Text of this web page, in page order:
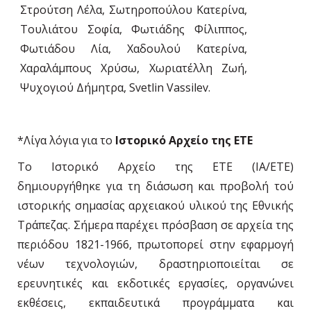
Στρούτση Λέλα, Σωτηροπούλου Κατερίνα,
Τουλιάτου Σοφία, Φωτιάδης Φίλιππος,
Φωτιάδου Λία, Χαδουλού Κατερίνα,
Χαραλάμπους Χρύσω, Χωριατέλλη Ζωή,
Ψυχογιού Δήμητρα, Svetlin Vassilev.
*Λίγα λόγια για το Ιστορικό Αρχείο της ΕΤΕ
Το Ιστορικό Αρχείο της ΕΤΕ (ΙΑ/ΕΤΕ)
δημιουργήθηκε για τη διάσωση και προβολή τού
ιστορικής σημασίας αρχειακού υλικού της Εθνικής
Τράπεζας. Σήμερα παρέχει πρόσβαση σε αρχεία της
περιόδου 1821-1966, πρωτοπορεί στην εφαρμογή
νέων τεχνολογιών, δραστηριοποιείται σε
ερευνητικές και εκδοτικές εργασίες, οργανώνει
εκθέσεις, εκπαιδευτικά προγράμματα και